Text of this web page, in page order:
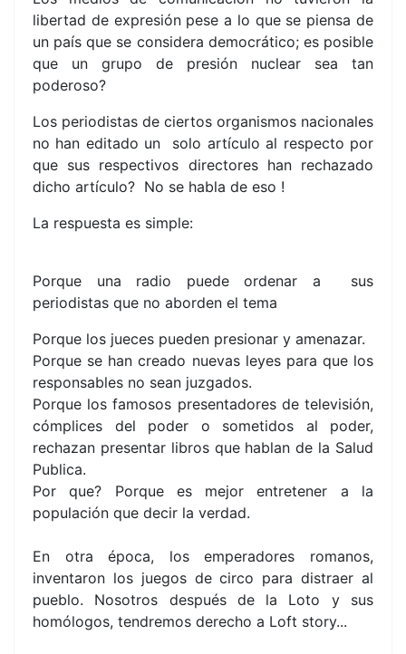
libertad de expresión pese a lo que se piensa de
un país que se considera democrático; es posible
que un grupo de presión nuclear sea tan
poderoso?
Los periodistas de ciertos organismos nacionales
no han editado un solo artículo al respecto por
que sus respectivos directores han rechazado
dicho artículo? No se habla de eso !
La respuesta es simple:
Porque una radio puede ordenar a sus
periodistas que no aborden el tema
Porque los jueces pueden presionar y amenazar.
Porque se han creado nuevas leyes para que los
responsables no sean juzgados.
Porque los famosos presentadores de televisión,
cómplices del poder o sometidos al poder,
rechazan presentar libros que hablan de la Salud
Publica.
Por que? Porque es mejor entretener a la
populación que decir la verdad.
En otra época, los emperadores romanos,
inventaron los juegos de circo para distraer al
pueblo. Nosotros después de la Loto y sus
homólogos, tendremos derecho a Loft story...